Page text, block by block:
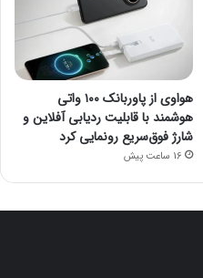
هواوی از پاوربانک ۱۰۰ واتی
هوشمند با قابلیت ردیابی آفلاین و
شارژ فوق‌سریع رونمایی کرد
16 ساعت پیش